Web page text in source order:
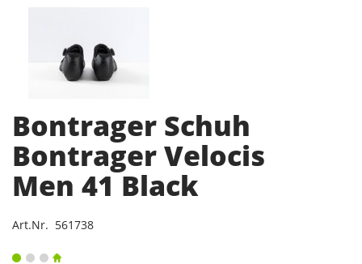
Bontrager Schuh
Bontrager Velocis
Men 41 Black
Art.Nr. 561738